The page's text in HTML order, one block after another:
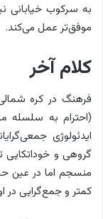
به سرکوب خیابانی
موفق‌تر عمل می‌کند.
کلام آخر
فرهنگ در کره
(احترام به سلسله
ایدئولوژی
گروهی و خوداتکایی
منسجم اما در عین
کمتر و جمع‌گرایی در